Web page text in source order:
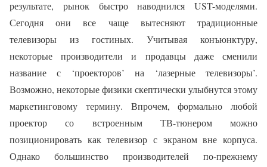
результате, рынок быстро наводнился UST-моделями.
Сегодня они все чаще вытесняют традиционные
телевизоры из гостиных. Учитывая конъюнктуру,
некоторые производители и продавцы даже сменили
название с ‘проекторов’ на ‘лазерные телевизоры’.
Возможно, некоторые физики скептически улыбнутся этому
маркетинговому термину. Впрочем, формально любой
проектор со встроенным ТВ-тюнером можно
позиционировать как телевизор с экраном вне корпуса.
Однако большинство производителей по-прежнему